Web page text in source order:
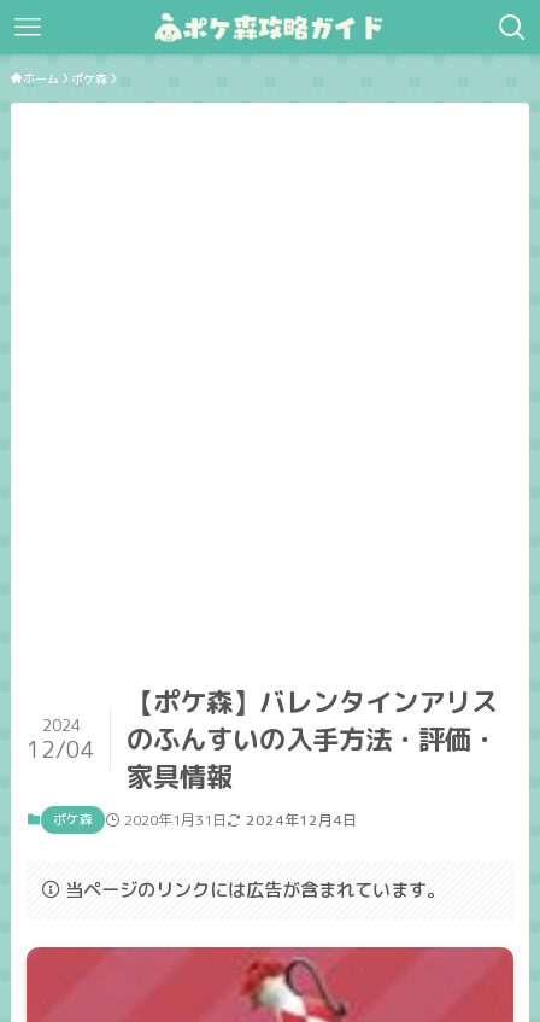
ホーム ポケ森
【ポケ森】バレンタインアリス
のふんすいの入手方法・評価・
家具情報
2024
12/04
ポケ森 2020年1月31日 2024年12月4日
当ページのリンクには広告が含まれています。